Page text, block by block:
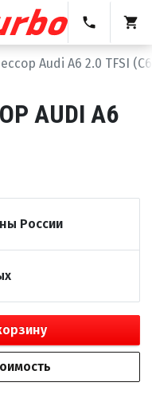
Audi A6 2.0 TFSI
AUDI A6
России